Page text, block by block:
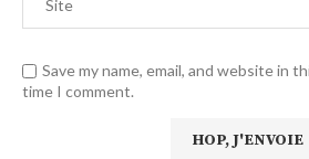
Save my name, email, and website in
time I comment.